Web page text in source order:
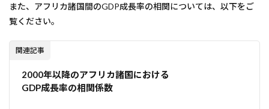
また、アフリカ諸国間のGDP成長率の相関については、以下をご
覧ください。
関連記事
2000年以降のアフリカ諸国における
GDP成長率の相関係数